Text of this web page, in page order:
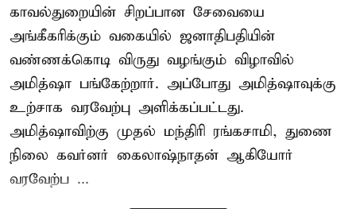
காவல்துறையின் சிறப்பான சேவையை
அங்கீகரிக்கும் வகையில் ஜனாதிபதியின்
வண்ணக்கொடி விருது வழங்கும் விழாவில்
அமித்ஷா பங்கேற்றார். அப்போது அமித்ஷாவுக்கு
உற்சாக வரவேற்பு அளிக்கப்பட்டது.
அமித்ஷாவிற்கு முதல் மந்திரி ரங்கசாமி, துணை
நிலை கவர்னர் கைலாஷ்நாதன் ஆகியோர்
வரவேற்ப ...